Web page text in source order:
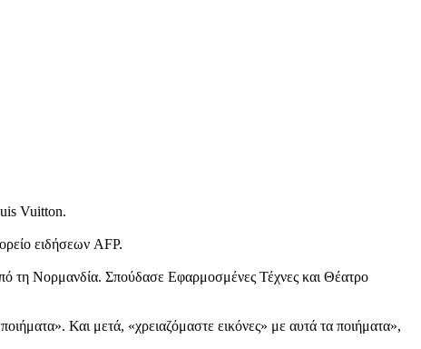
Vuitton.
ειδήσεων AFP.
τη Νορμανδία. Σπούδασε Εφαρμοσμένες Τέχνες και Θέατρο
Και μετά, «χρειαζόμαστε εικόνες» με αυτά τα ποιήματα»,